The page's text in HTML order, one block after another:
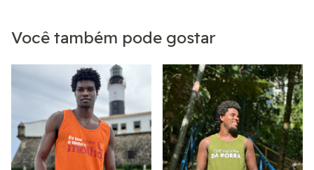
Você também pode gostar